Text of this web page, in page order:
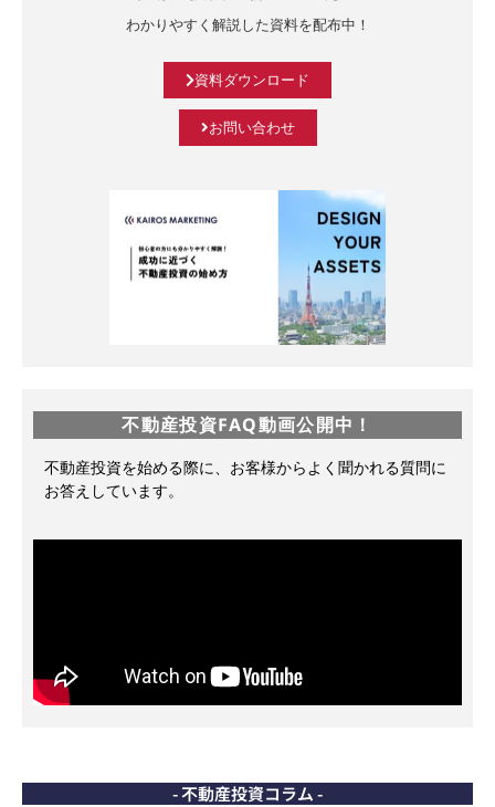
わかりやすく解説した資料を配布中！
資料ダウンロード
お問い合わせ
不動産投資FAQ動画公開中！
不動産投資を始める際に、お客様からよく聞かれる質問に
お答えしています。
- 不動産投資コラム -